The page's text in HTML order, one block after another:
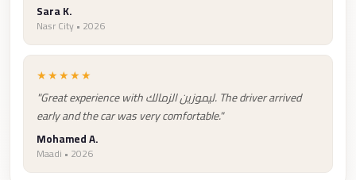
Sara K.
Nasr City • 2026
★★★★★
"Great experience with ليموزين الزمالك. The driver arrived
early and the car was very comfortable."
Mohamed A.
Maadi • 2026
Hurghada
Taxi
Hurghada
Limousine
Service
Hurghada